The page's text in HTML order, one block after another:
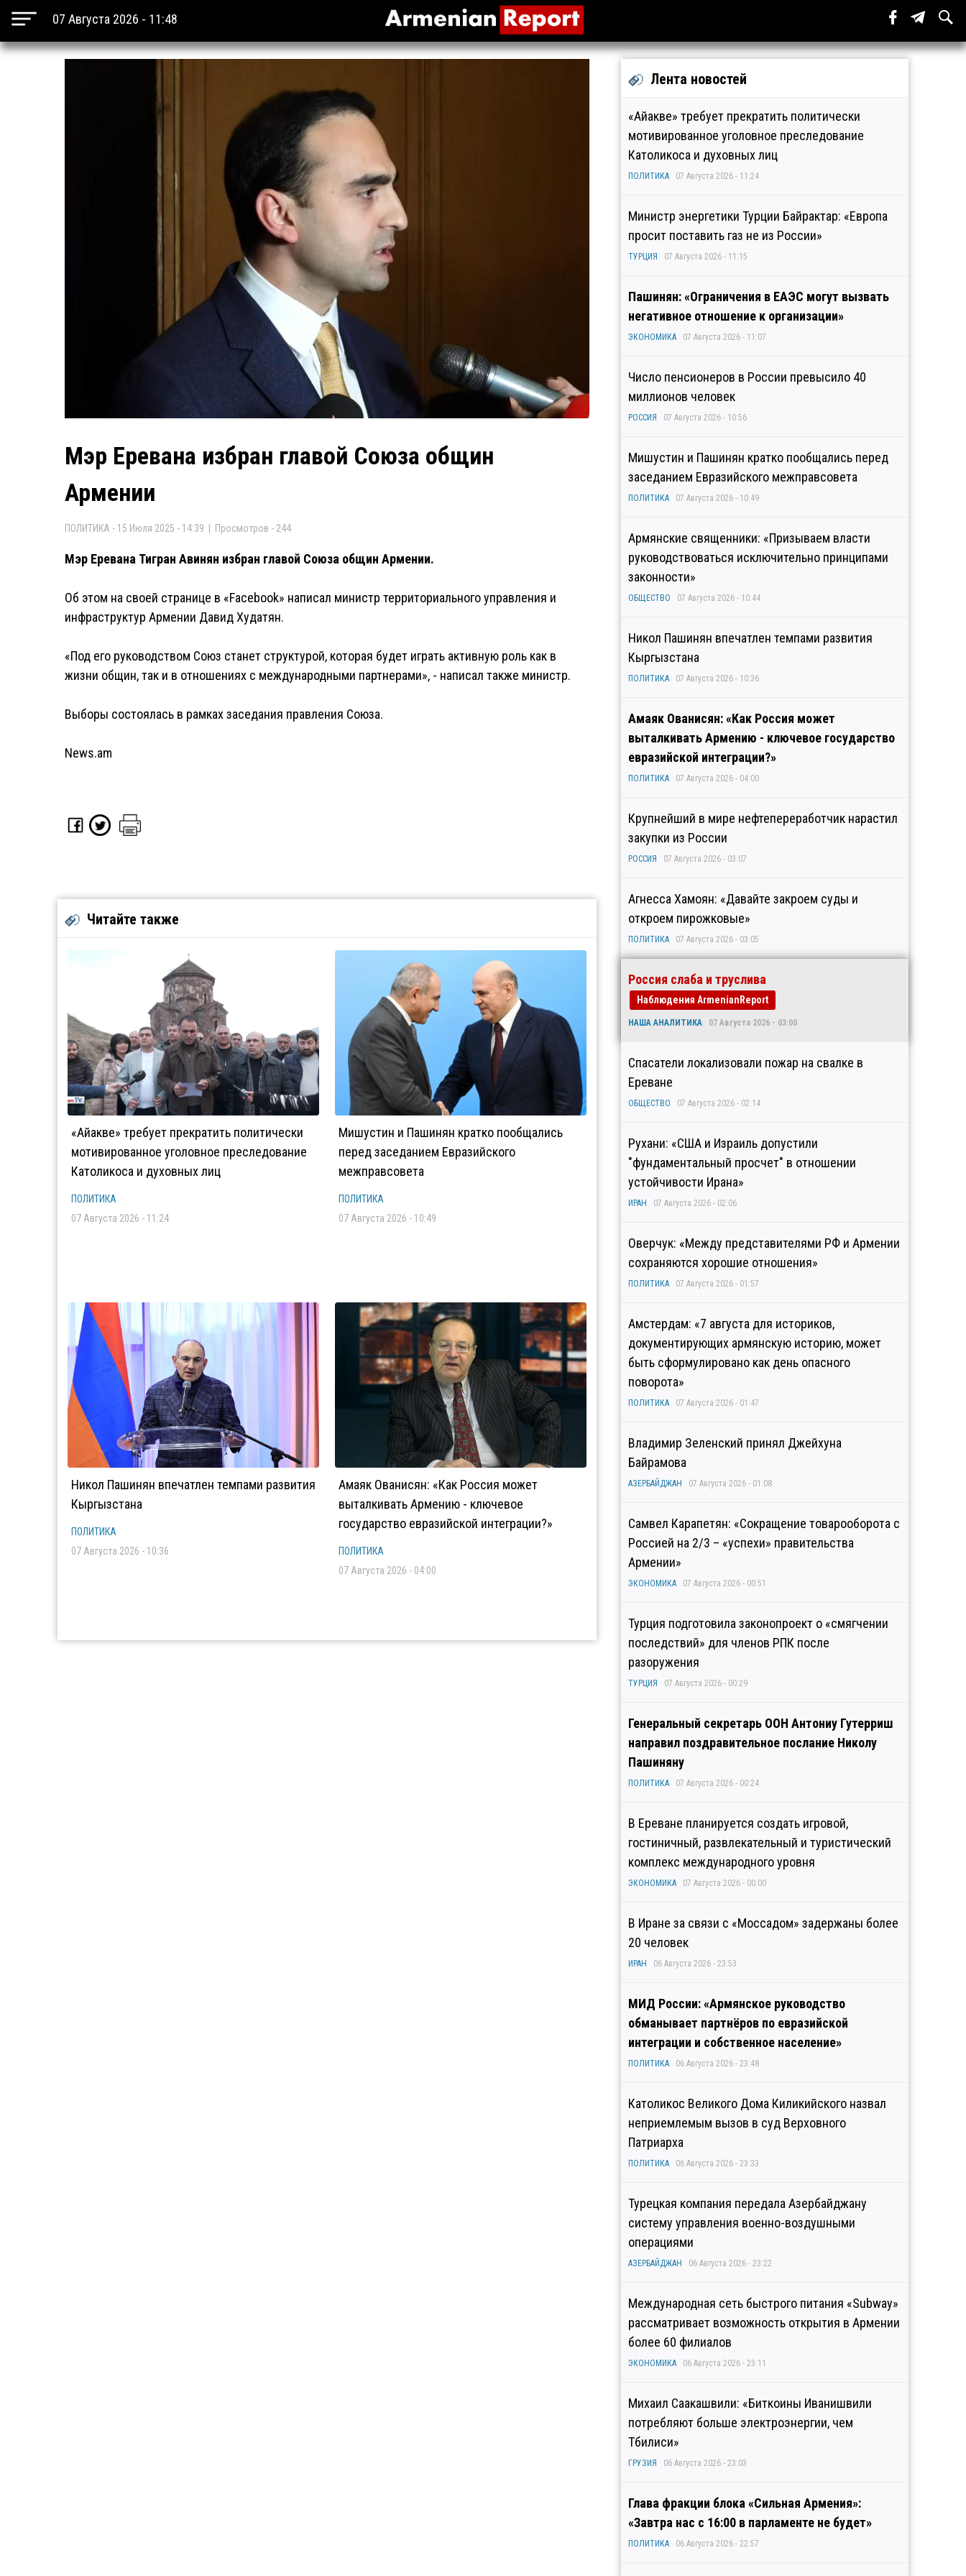
07 Августа 2026 - 11:48
Мэр Еревана избран главой Союза общин
Армении
ПОЛИТИКА - 15 Июля 2025 - 14:39 | Просмотров - 244
Мэр Еревана Тигран Авинян избран главой Союза общин Армении.
Об этом на своей странице в «Facebook» написал министр территориального управления и
инфраструктур Армении Давид Худатян.
«Под его руководством Союз станет структурой, которая будет играть активную роль как в
жизни общин, так и в отношениях с международными партнерами», - написал также министр.
Выборы состоялась в рамках заседания правления Союза.
News.am
Читайте также
«Айакве» требует прекратить политически
мотивированное уголовное преследование
Католикоса и духовных лиц
ПОЛИТИКА
07 Августа 2026 - 11:24
Мишустин и Пашинян кратко пообщались
перед заседанием Евразийского
межправсовета
ПОЛИТИКА
07 Августа 2026 - 10:49
Никол Пашинян впечатлен темпами развития
Кыргызстана
ПОЛИТИКА
07 Августа 2026 - 10:36
Амаяк Ованисян: «Как Россия может
выталкивать Армению - ключевое
государство евразийской интеграции?»
ПОЛИТИКА
07 Августа 2026 - 04:00
Лента новостей
«Айакве» требует прекратить политически
мотивированное уголовное преследование
Католикоса и духовных лиц
ПОЛИТИКА 07 Августа 2026 - 11:24
Министр энергетики Турции Байрактар: «Европа
просит поставить газ не из России»
ТУРЦИЯ 07 Августа 2026 - 11:15
Пашинян: «Ограничения в ЕАЭС могут вызвать
негативное отношение к организации»
ЭКОНОМИКА 07 Августа 2026 - 11:07
Число пенсионеров в России превысило 40
миллионов человек
РОССИЯ 07 Августа 2026 - 10:56
Мишустин и Пашинян кратко пообщались перед
заседанием Евразийского межправсовета
ПОЛИТИКА 07 Августа 2026 - 10:49
Армянские священники: «Призываем власти
руководствоваться исключительно принципами
законности»
ОБЩЕСТВО 07 Августа 2026 - 10:44
Никол Пашинян впечатлен темпами развития
Кыргызстана
ПОЛИТИКА 07 Августа 2026 - 10:36
Амаяк Ованисян: «Как Россия может
выталкивать Армению - ключевое государство
евразийской интеграции?»
ПОЛИТИКА 07 Августа 2026 - 04:00
Крупнейший в мире нефтепереработчик нарастил
закупки из России
РОССИЯ 07 Августа 2026 - 03:07
Агнесса Хамоян: «Давайте закроем суды и
откроем пирожковые»
ПОЛИТИКА 07 Августа 2026 - 03:05
Россия слаба и труслива
Наблюдения ArmenianReport
НАША АНАЛИТИКА 07 Августа 2026 - 03:00
Спасатели локализовали пожар на свалке в
Ереване
ОБЩЕСТВО 07 Августа 2026 - 02:14
Рухани: «США и Израиль допустили
"фундаментальный просчет" в отношении
устойчивости Ирана»
ИРАН 07 Августа 2026 - 02:06
Оверчук: «Между представителями РФ и Армении
сохраняются хорошие отношения»
ПОЛИТИКА 07 Августа 2026 - 01:57
Амстердам: «7 августа для историков,
документирующих армянскую историю, может
быть сформулировано как день опасного
поворота»
ПОЛИТИКА 07 Августа 2026 - 01:47
Владимир Зеленский принял Джейхуна
Байрамова
АЗЕРБАЙДЖАН 07 Августа 2026 - 01:08
Самвел Карапетян: «Сокращение товарооборота с
Россией на 2/3 – «успехи» правительства
Армении»
ЭКОНОМИКА 07 Августа 2026 - 00:51
Турция подготовила законопроект о «смягчении
последствий» для членов РПК после
разоружения
ТУРЦИЯ 07 Августа 2026 - 00:29
Генеральный секретарь ООН Антониу Гутерриш
направил поздравительное послание Николу
Пашиняну
ПОЛИТИКА 07 Августа 2026 - 00:24
В Ереване планируется создать игровой,
гостиничный, развлекательный и туристический
комплекс международного уровня
ЭКОНОМИКА 07 Августа 2026 - 00:00
В Иране за связи с «Моссадом» задержаны более
20 человек
ИРАН 06 Августа 2026 - 23:53
МИД России: «Армянское руководство
обманывает партнёров по евразийской
интеграции и собственное население»
ПОЛИТИКА 06 Августа 2026 - 23:48
Католикос Великого Дома Киликийского назвал
неприемлемым вызов в суд Верховного
Патриарха
ПОЛИТИКА 06 Августа 2026 - 23:33
Турецкая компания передала Азербайджану
систему управления военно-воздушными
операциями
АЗЕРБАЙДЖАН 06 Августа 2026 - 23:22
Международная сеть быстрого питания «Subway»
рассматривает возможность открытия в Армении
более 60 филиалов
ЭКОНОМИКА 06 Августа 2026 - 23:11
Михаил Саакашвили: «Биткоины Иванишвили
потребляют больше электроэнергии, чем
Тбилиси»
ГРУЗИЯ 06 Августа 2026 - 23:03
Глава фракции блока «Сильная Армения»:
«Завтра нас с 16:00 в парламенте не будет»
ПОЛИТИКА 06 Августа 2026 - 22:57